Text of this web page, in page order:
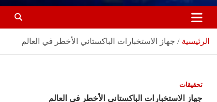
الرئيسية جهاز الاستخبارات الباكستاني الأخطر في العالم
تحقيقات
جهاز الاستخبارات الباكستاني الأخطر في العالم